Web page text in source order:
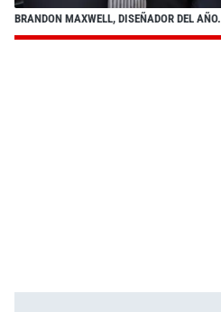
BRANDON MAXWELL, DISEÑADOR DEL AÑO.